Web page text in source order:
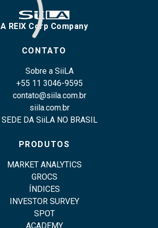
A REIX Corp Company
CONTATO
Sobre a SiiLA
+55 11 3046-9595
contato@siila.com.br
siila.com.br
SEDE DA SiiLA NO BRASIL
PRODUTOS
MARKET ANALYTICS
GROCS
ÍNDICES
INVESTOR SURVEY
SPOT
ACADEMY